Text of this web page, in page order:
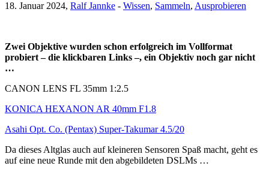
18. Januar 2024, Ralf Jannke - Wissen, Sammeln, Ausprobieren
Zwei Objektive wurden schon erfolgreich im Vollformat
probiert – die klickbaren Links –, ein Objektiv noch gar nicht
…
CANON LENS FL 35mm 1:2.5
KONICA HEXANON AR 40mm F1.8
Asahi Opt. Co. (Pentax) Super-Takumar 4.5/20
Da dieses Altglas auch auf kleineren Sensoren Spaß macht, geht es
auf eine neue Runde mit den abgebildeten DSLMs …